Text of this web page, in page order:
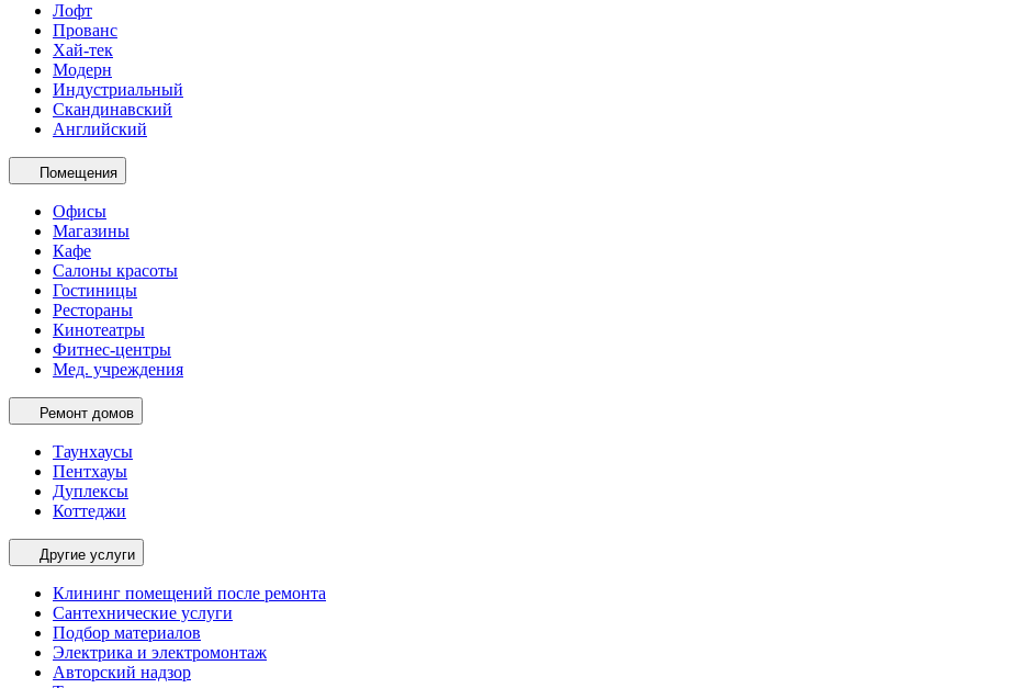
Лофт
Прованс
Хай-тек
Модерн
Индустриальный
Скандинавский
Английский
Помещения
Офисы
Магазины
Кафе
Салоны красоты
Гостиницы
Рестораны
Кинотеатры
Фитнес-центры
Мед. учреждения
Ремонт домов
Таунхаусы
Пентхауы
Дуплексы
Коттеджи
Другие услуги
Клининг помещений после ремонта
Сантехнические услуги
Подбор материалов
Электрика и электромонтаж
Авторский надзор